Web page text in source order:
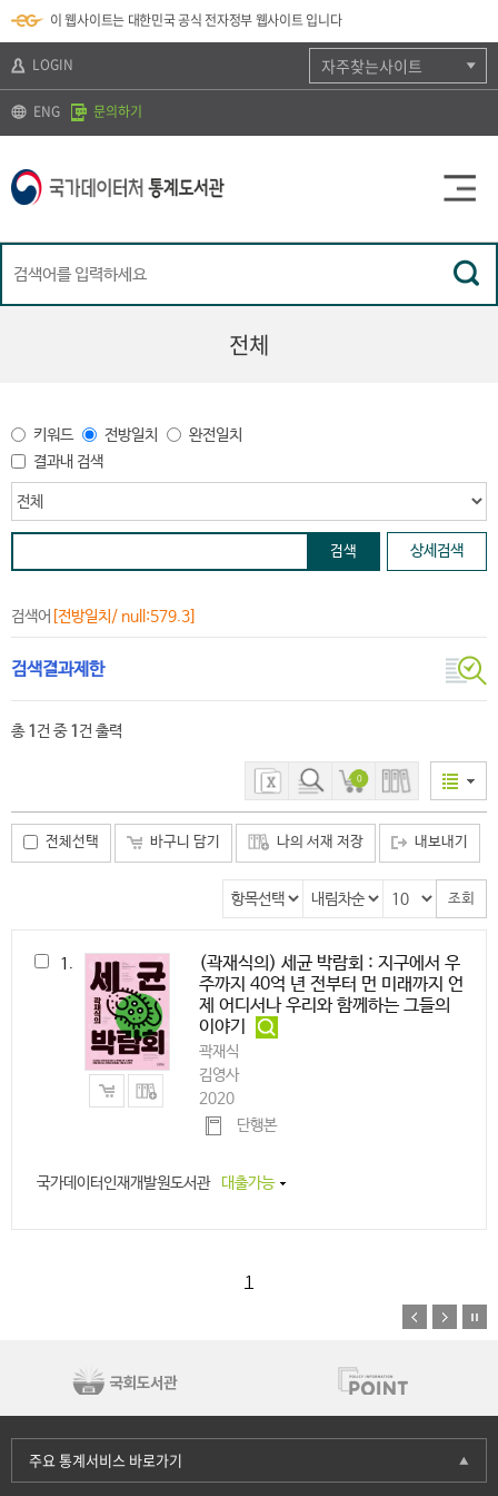
바
로
기
가
기
k
t
)
바
로
기
보
바
가
기
이 웹사이트는 대한민국 공식 전자정부 웹사이트 입니다
LOGIN
ENG 문의하기
자주찾는사이트
전체
키워드 전방일치
완전일치
결과내 검색
상세검색
검색어 [전방일치/ null:579.3]
검색결과제한
총1 건 중1 건 출력
0
전체선택 바구니 담기 나의 서재 저장 내보내기
1.
(곽재식의) 세균 박람회 : 지구에서 우
주까지 40억 년 전부터 먼 미래까지 언
제 어디서나 우리와 함께하는 그들의
이야기
곽재식
김영사
2020
단행본
국가데이터인재개발원도서관 대출가능
1
주요 통계서비스 바로가기